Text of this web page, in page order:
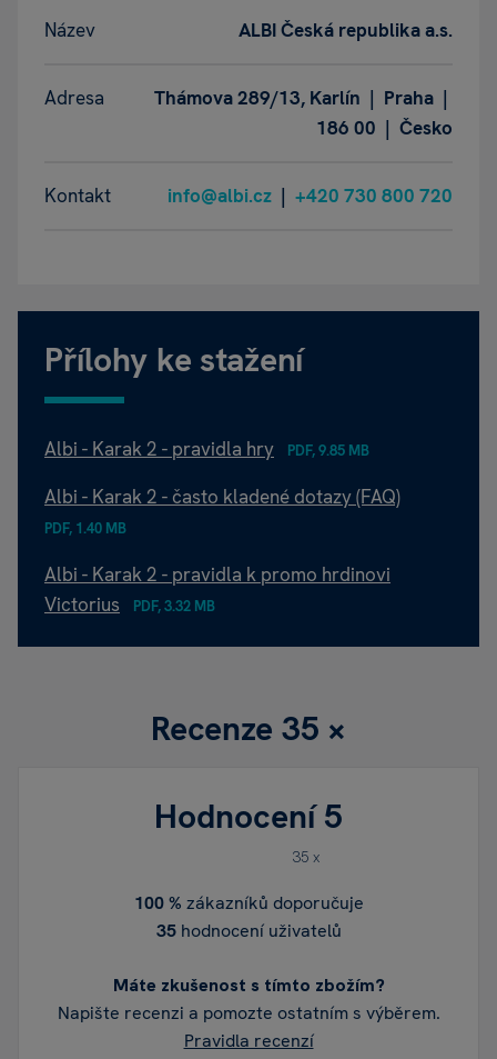
Název ALBI Česká republika a.s.
Adresa
Thámova 289/13, Karlín | Praha |
186 00 | Česko
Kontakt info@albi.cz | +420 730 800 720
Přílohy ke stažení
Albi - Karak 2 - pravidla hry PDF, 9.85 MB
Albi - Karak 2 - často kladené dotazy (FAQ)
PDF, 1.40 MB
Albi - Karak 2 - pravidla k promo hrdinovi
Victorius
PDF, 3.32 MB
Recenze 35 ×
Hodnocení5
35 x
100 % zákazníků doporučuje
35hodnocení uživatelů
Máte zkušenost s tímto zbožím?
Napište recenzi a pomozte ostatním s výběrem.
Pravidla recenzí